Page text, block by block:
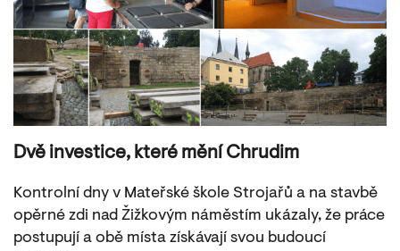
Dvě investice, které mění Chrudim
Kontrolní dny v Mateřské škole Strojařů a na stavbě
opěrné zdi nad Žižkovým náměstím ukázaly, že práce
postupují a obě místa získávají svou budoucí